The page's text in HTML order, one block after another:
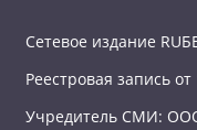
Сетевое издание
Реестровая запись
Учредитель СМИ: